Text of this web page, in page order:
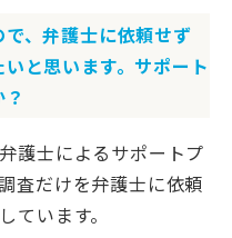
、弁護士に依頼せず
と思います。サポート
護士によるサポートプ
査だけを弁護士に依頼
ています。